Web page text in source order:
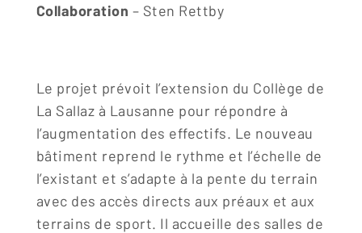
Collaboration – Sten Rettby
Le projet prévoit l’extension du Collège de
La Sallaz à Lausanne pour répondre à
l’augmentation des effectifs. Le nouveau
bâtiment reprend le rythme et l’échelle de
l’existant et s’adapte à la pente du terrain
avec des accès directs aux préaux et aux
terrains de sport. Il accueille des salles de